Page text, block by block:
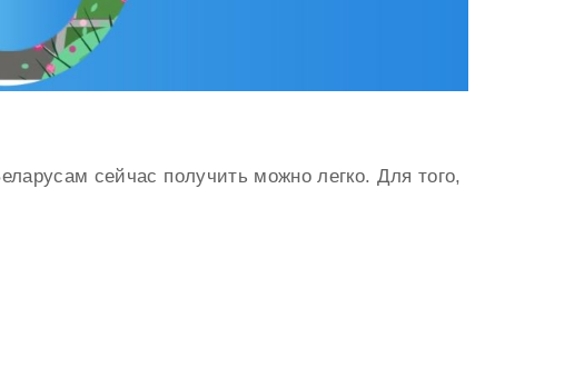
сейчас получить можно легко. Для того,